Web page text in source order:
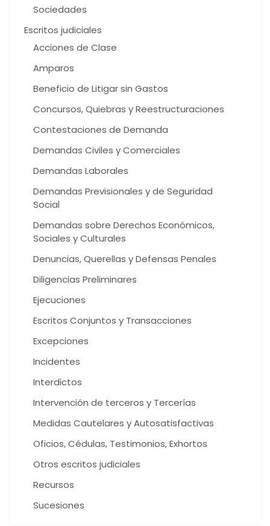
Sociedades
Escritos judiciales
Acciones de Clase
Amparos
Beneficio de Litigar sin Gastos
Concursos, Quiebras y Reestructuraciones
Contestaciones de Demanda
Demandas Civiles y Comerciales
Demandas Laborales
Demandas Previsionales y de Seguridad
Social
Demandas sobre Derechos Económicos,
Sociales y Culturales
Denuncias, Querellas y Defensas Penales
Diligencias Preliminares
Ejecuciones
Escritos Conjuntos y Transacciones
Excepciones
Incidentes
Interdictos
Intervención de terceros y Tercerías
Medidas Cautelares y Autosatisfactivas
Oficios, Cédulas, Testimonios, Exhortos
Otros escritos judiciales
Recursos
Sucesiones